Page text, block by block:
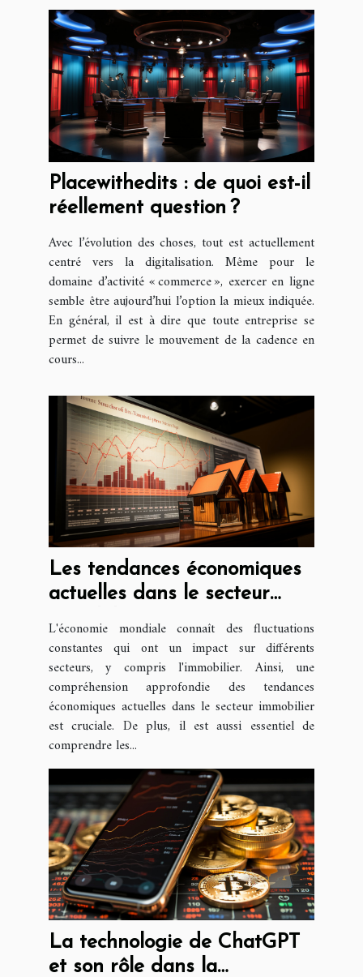
Placewithedits : de quoi est-il
réellement question ?
Avec l’évolution des choses, tout est actuellement
centré vers la digitalisation. Même pour le
domaine d’activité « commerce », exercer en ligne
semble être aujourd’hui l’option la mieux indiquée.
En général, il est à dire que toute entreprise se
permet de suivre le mouvement de la cadence en
cours...
Les tendances économiques
actuelles dans le secteur
juridique
L'économie mondiale connaît des fluctuations
constantes qui ont un impact sur différents
secteurs, y compris l'immobilier. Ainsi, une
compréhension approfondie des tendances
économiques actuelles dans le secteur immobilier
est cruciale. De plus, il est aussi essentiel de
comprendre les...
La technologie de ChatGPT
et son rôle dans la